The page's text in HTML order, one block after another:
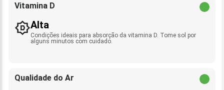
Vitamina D
Alta
Condições ideais para absorção da vitamina D. Tome sol por
alguns minutos com cuidado.
Qualidade do Ar